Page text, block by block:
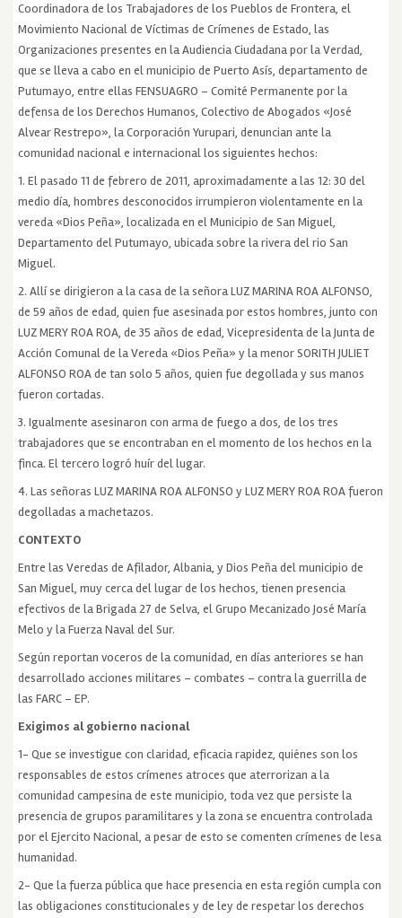
Coordinadora de los Trabajadores de los Pueblos de Frontera, el
Movimiento Nacional de Víctimas de Crímenes de Estado, las
Organizaciones presentes en la Audiencia Ciudadana por la Verdad,
que se lleva a cabo en el municipio de Puerto Asís, departamento de
Putumayo, entre ellas FENSUAGRO – Comité Permanente por la
defensa de los Derechos Humanos, Colectivo de Abogados «José
Alvear Restrepo», la Corporación Yurupari, denuncian ante la
comunidad nacional e internacional los siguientes hechos:
1. El pasado 11 de febrero de 2011, aproximadamente a las 12: 30 del
medio día, hombres desconocidos irrumpieron violentamente en la
vereda «Dios Peña», localizada en el Municipio de San Miguel,
Departamento del Putumayo, ubicada sobre la rivera del rio San
Miguel.
2. Allí se dirigieron a la casa de la señora LUZ MARINA ROA ALFONSO,
de 59 años de edad, quien fue asesinada por estos hombres, junto con
LUZ MERY ROA ROA, de 35 años de edad, Vicepresidenta de la Junta de
Acción Comunal de la Vereda «Dios Peña» y la menor SORITH JULIET
ALFONSO ROA de tan solo 5 años, quien fue degollada y sus manos
fueron cortadas.
3. Igualmente asesinaron con arma de fuego a dos, de los tres
trabajadores que se encontraban en el momento de los hechos en la
finca. El tercero logró huír del lugar.
4. Las señoras LUZ MARINA ROA ALFONSO y LUZ MERY ROA ROA fueron
degolladas a machetazos.
CONTEXTO
Entre las Veredas de Afilador, Albania, y Dios Peña del municipio de
San Miguel, muy cerca del lugar de los hechos, tienen presencia
efectivos de la Brigada 27 de Selva, el Grupo Mecanizado José María
Melo y la Fuerza Naval del Sur.
Según reportan voceros de la comunidad, en días anteriores se han
desarrollado acciones militares – combates – contra la guerrilla de
las FARC – EP.
Exigimos al gobierno nacional
1- Que se investigue con claridad, eficacia rapidez, quiénes son los
responsables de estos crímenes atroces que aterrorizan a la
comunidad campesina de este municipio, toda vez que persiste la
presencia de grupos paramilitares y la zona se encuentra controlada
por el Ejercito Nacional, a pesar de esto se comenten crímenes de lesa
humanidad.
2- Que la fuerza pública que hace presencia en esta región cumpla con
las obligaciones constitucionales y de ley de respetar los derechos